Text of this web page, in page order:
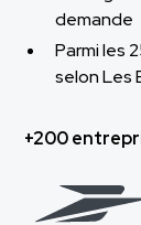
demande
Parmi les
selon Les
+200